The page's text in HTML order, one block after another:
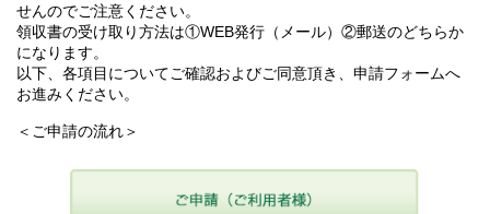
せんのでご注意ください。
領収書の受け取り方法は①WEB発行（メール）②郵送のどちらか
になります。
以下、各項目についてご確認およびご同意頂き、申請フォームへ
お進みください。
＜ご申請の流れ＞